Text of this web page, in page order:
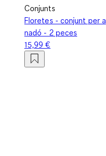
Conjunts
Floretes - conjunt per a
nadó - 2 peces
15,99 €